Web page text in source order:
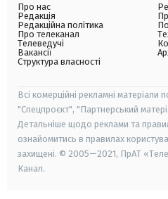
Про нас
Редакція
Редакційна політика
Про телеканал
Телеведучі
Вакансії
Структура власності
Всі комерційні рекламні матеріали
"Спецпроєкт", "Партнерський
Детальніше щодо реклами та
ознайомитись в правилах
захищені. © 2005—2021, ПрАТ
Канал.